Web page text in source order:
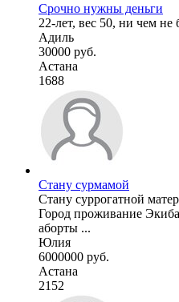
Срочно нужны деньги
22-лет, вес 50, ни чем не
Адиль
30000 руб.
Астана
1688
Стану сурмамой
Стану суррогатной
Город проживание
аборты ...
Юлия
6000000 руб.
Астана
2152